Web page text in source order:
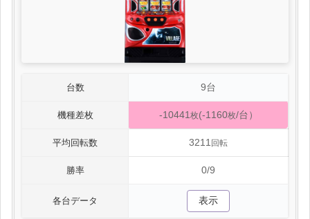
台数 9台
機種差枚 -10441枚(-1160枚/台）
平均回転数 3211 回転
勝率 0/9
各台データ 表示